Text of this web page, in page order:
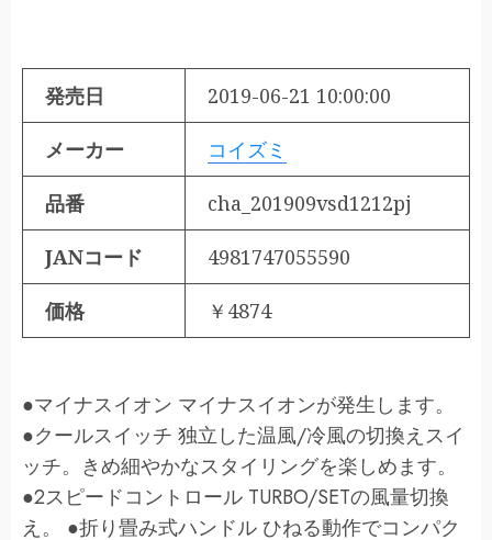
発売日 2019-06-21 10:00:00
メーカー コイズミ
品番 cha_201909vsd1212pj
JANコード 4981747055590
価格 ￥4874
●マイナスイオン マイナスイオンが発生します。
●クールスイッチ 独立した温風/冷風の切換えスイ
ッチ。きめ細やかなスタイリングを楽しめます。
●2スピードコントロール TURBO/SETの風量切換
え。 ●折り畳み式ハンドル ひねる動作でコンパク